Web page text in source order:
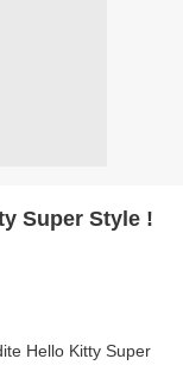
Super Style !